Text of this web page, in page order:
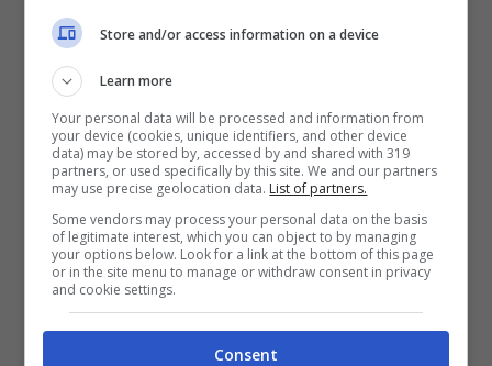
stadio Dall’Ara– praticamente sold out per
la serata. “Alcuni di voi stanno sempre lì
dal giorno prima, non so come facciate”,
commenta così le lunghe file fuori
dall’impianto.Poi l’incontro con qualche
fan poco prima dell’inizio del concerto.
Store and/or access information on a device
Learn more
Your personal data will be processed and information from
your device (cookies, unique identifiers, and other device
data) may be stored by, accessed by and shared with 319
partners, or used specifically by this site. We and our partners
may use precise geolocation data. List of partners.
Some vendors may process your personal data on the basis
of legitimate interest, which you can object to by managing
your options below. Look for a link at the bottom of this page
or in the site menu to manage or withdraw consent in privacy
and cookie settings.
Consent